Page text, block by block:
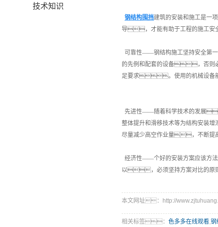
技术知识
钢结构围挡建筑的安装和施工是
导，才能有助于工程的施工
可靠性——钢结构施工坚持安全
的先例和配套的设备，否则
足要求。使用的机械设备
先进性——随着科学技术的发展
整体提升和滑移技术等为结构安
尽量减少高空作业量，不断提
经济性——个好的安装方案应该
以，必须坚持方案对比的
本文网址：http://
相关标签： 色多多在线观看,钢